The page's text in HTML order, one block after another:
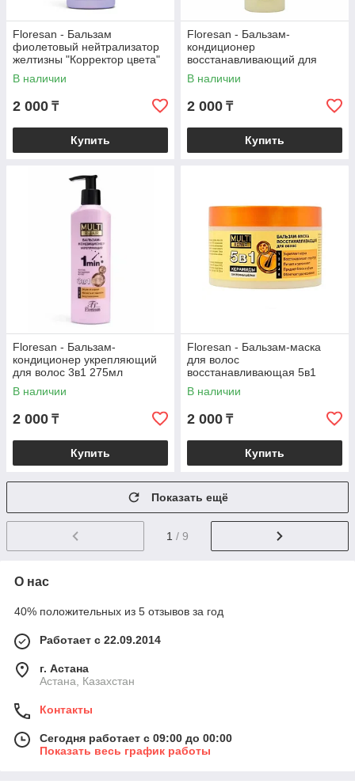
Floresan - Бальзам
фиолетовый нейтрализатор
желтизны "Корректор цвета"
400мл
В наличии
2 000 ₸
Купить
Floresan - Бальзам-
кондиционер
восстанавливающий для
сухих и поврежденных волос
275мл
В наличии
2 000 ₸
Купить
Floresan - Бальзам-
кондиционер укрепляющий
для волос 3в1 275мл
В наличии
2 000 ₸
Купить
Floresan - Бальзам-маска
для волос
восстанавливающая 5в1
450мл (6)
В наличии
2 000 ₸
Купить
Показать ещё
1 / 9
О нас
40% положительных из 5 отзывов за год
Работает с 22.09.2014
г. Астана
Астана, Казахстан
Контакты
Сегодня работает с 09:00 до 00:00
Показать весь график работы